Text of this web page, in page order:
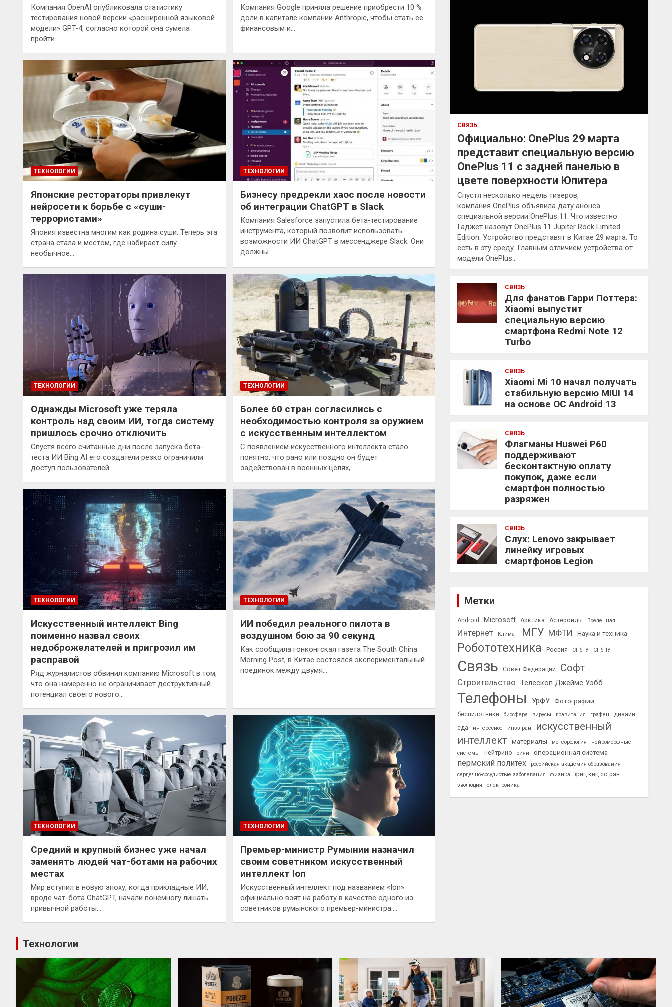
Компания OpenAI опубликовала статистику
тестирования новой версии «расширенной языковой
модели» GPT-4, согласно которой она сумела
пройти…
Компания Google приняла решение приобрести 10 %
доли в капитале компании Anthropic, чтобы стать ее
финансовым и…
ТЕХНОЛОГИИ
Японские рестораторы привлекут
нейросети к борьбе с «суши-
террористами»
Япония известна многим как родина суши. Теперь эта
страна стала и местом, где набирает силу
необычное…
ТЕХНОЛОГИИ
Бизнесу предрекли хаос после новости
об интеграции ChatGPT в Slack
Компания Salesforce запустила бета-тестирование
инструмента, который позволит использовать
возможности ИИ ChatGPT в мессенджере Slack. Они
должны…
ТЕХНОЛОГИИ
Однажды Microsoft уже теряла
контроль над своим ИИ, тогда систему
пришлось срочно отключить
Спустя всего считанные дни после запуска бета-
теста ИИ Bing AI его создатели резко ограничили
доступ пользователей…
ТЕХНОЛОГИИ
Более 60 стран согласились с
необходимостью контроля за оружием
с искусственным интеллектом
С появлением искусственного интеллекта стало
понятно, что рано или поздно он будет
задействован в военных целях,…
ТЕХНОЛОГИИ
Искусственный интеллект Bing
поименно назвал своих
недоброжелателей и пригрозил им
расправой
Ряд журналистов обвинил компанию Microsoft в том,
что она намеренно не ограничивает деструктивный
потенциал своего нового…
ТЕХНОЛОГИИ
ИИ победил реального пилота в
воздушном бою за 90 секунд
Как сообщила гонконгская газета The South China
Morning Post, в Китае состоялся экспериментальный
поединок между двумя…
ТЕХНОЛОГИИ
Средний и крупный бизнес уже начал
заменять людей чат-ботами на рабочих
местах
Мир вступил в новую эпоху, когда прикладные ИИ,
вроде чат-бота ChatGPT, начали понемногу лишать
привычной работы…
ТЕХНОЛОГИИ
Премьер-министр Румынии назначил
своим советником искусственный
интеллект Ion
Искусственный интеллект под названием «Ion»
официально взят на работу в качестве одного из
советников румынского премьер-министра.…
СВЯЗЬ
Официально: OnePlus 29 марта
представит специальную версию
OnePlus 11 с задней панелью в
цвете поверхности Юпитера
Спустя несколько недель тизеров,
компания OnePlus объявила дату анонса
специальной версии OnePlus 11. Что известно
Гаджет назовут OnePlus 11 Jupiter Rock Limited
Edition. Устройство представят в Китае 29 марта. То
есть в эту среду. Главным отличием устройства от
модели OnePlus…
СВЯЗЬ
Для фанатов Гарри Поттера:
Xiaomi выпустит
специальную версию
смартфона Redmi Note 12
Turbo
СВЯЗЬ
Xiaomi Mi 10 начал получать
стабильную версию MIUI 14
на основе ОС Android 13
СВЯЗЬ
Флагманы Huawei P60
поддерживают
бесконтактную оплату
покупок, даже если
смартфон полностью
разряжен
СВЯЗЬ
Слух: Lenovo закрывает
линейку игровых
смартфонов Legion
Метки
Android Microsoft Арктика Астероиды Вселенная
Интернет Климат МГУ МФТИ Наука и техника
Робототехника Россия СПбГУ СПбПУ
Связь Совет Федерации Софт
Строительство Телескоп Джеймс Уэбб
Телефоны УрФУ Фотографии
беспилотники биосфера вирусы гравитация графен
дизайн
еда
интересное ипээ ран
искусственный
интеллект материалы метеорология
нейроморфные
системы
нейтрино оияи операционная система
пермский политех
российская академия образования
сердечно-сосудистые заболевания
физика фиц кнц со ран
эволюция электроника
Технологии